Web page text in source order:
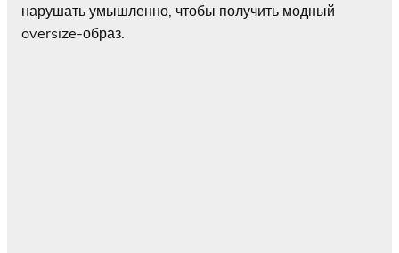
нарушать умышленно, чтобы получить модный
oversize-образ.